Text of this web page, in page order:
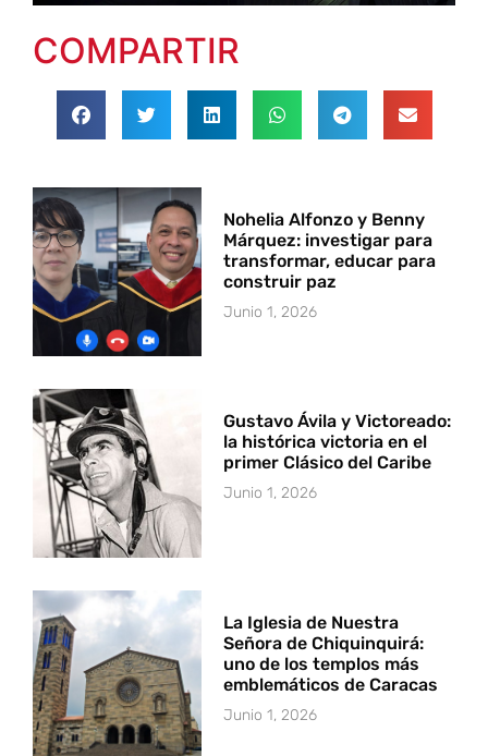
COMPARTIR
Nohelia Alfonzo y Benny
Márquez: investigar para
transformar, educar para
construir paz
Junio 1, 2026
Gustavo Ávila y Victoreado:
la histórica victoria en el
primer Clásico del Caribe
Junio 1, 2026
La Iglesia de Nuestra
Señora de Chiquinquirá:
uno de los templos más
emblemáticos de Caracas
Junio 1, 2026